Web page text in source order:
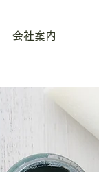
会社案内